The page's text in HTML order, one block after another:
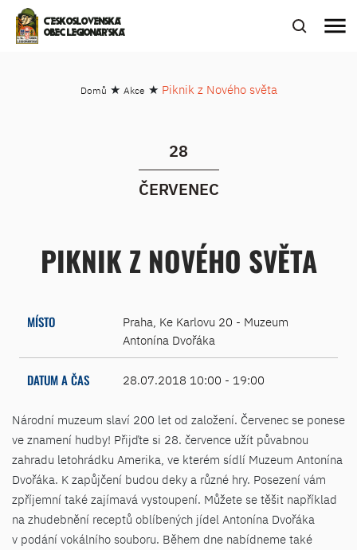
ČESKOSLOVENSKÁ
OBEC LEGIONÁŘSKÁ
menu
Domů ★ Akce ★ Piknik z Nového světa
28
ČERVENEC
PIKNIK Z NOVÉHO SVĚTA
MÍSTO
Praha, Ke Karlovu 20 - Muzeum
Antonína Dvořáka
DATUM A ČAS 28.07.2018 10:00 - 19:00
Národní muzeum slaví 200 let od založení. Červenec se ponese
ve znamení hudby! Přijďte si 28. července užít půvabnou
zahradu letohrádku Amerika, ve kterém sídlí Muzeum Antonína
Dvořáka. K zapůjčení budou deky a různé hry. Posezení vám
zpříjemní také zajímavá vystoupení. Můžete se těšit například
na zhudebnění receptů oblíbených jídel Antonína Dvořáka
v podání vokálního souboru. Během dne nabídneme také